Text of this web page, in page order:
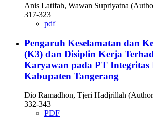
Anis Latifah, Wawan Supriyatna
317-323
pdf
Pengaruh Keselamatan dan
(K3) dan Disiplin Kerja
Karyawan pada PT
Kabupaten Tangerang
Dio Ramadhon, Tjeri Hadjrillah
332-343
PDF